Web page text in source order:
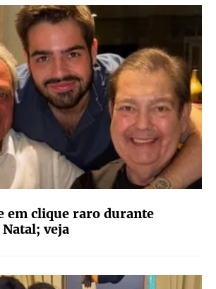
em clique raro durante
veja